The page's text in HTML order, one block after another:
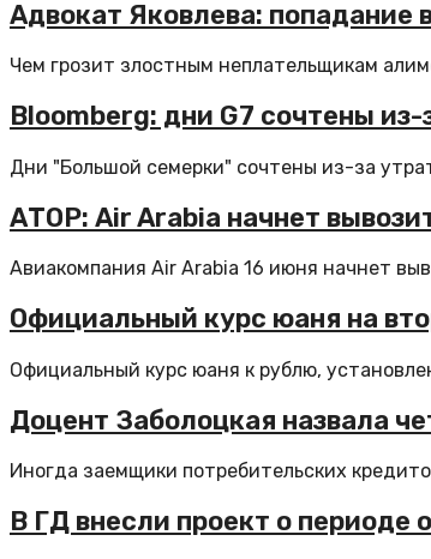
Адвокат Яковлева: попадание
Чем грозит злостным неплательщикам
Bloomberg: дни G7 сочтены
Дни "Большой семерки" сочтены из-за
АТОР: Air Arabia начнет
Авиакомпания Air Arabia 16 июня начнет
Официальный курс юаня на
Официальный курс юаня к рублю,
Доцент Заболоцкая назвала
Иногда заемщики потребительских
В ГД внесли проект о